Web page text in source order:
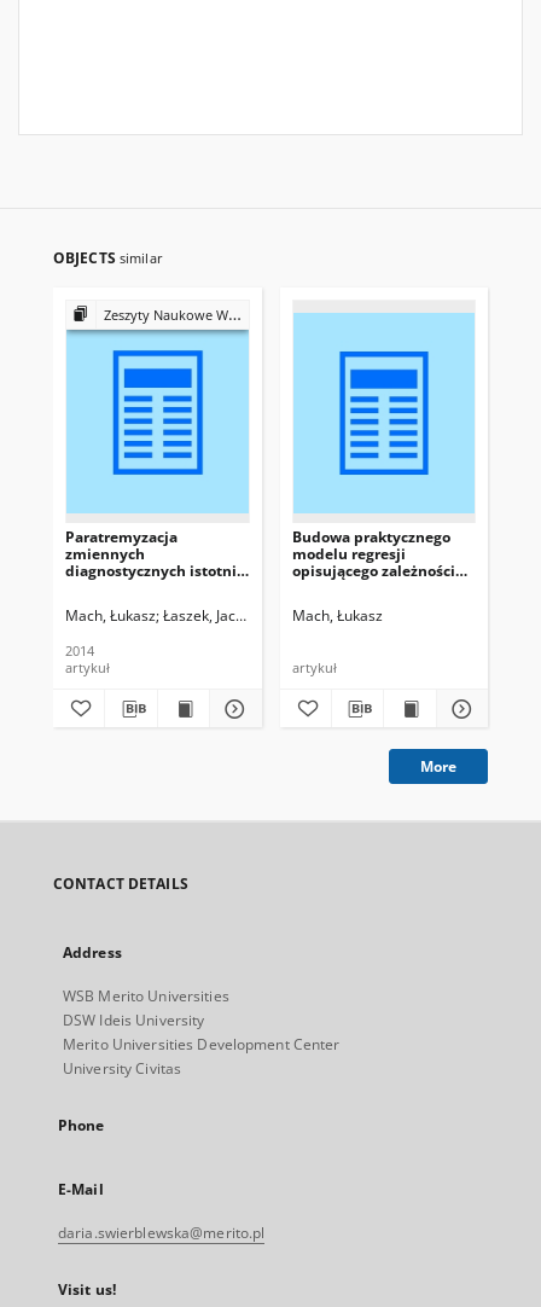
OBJECTS similar
Zeszyty Naukowe Wyższej Szkoły Bankowej we Wrocławiu
Paratremyzacja
zmiennych
diagnostycznych istotnie
sprzedaży nieruchomości
Mach, Łukasz Łaszek, Jacek
2014
artykuł
Budowa praktycznego
modelu regresji
opisującego zależności
mieszkaniowych
Mach, Łukasz
artykuł
More
CONTACT DETAILS
Address
WSB Merito Universities
DSW Ideis University
Merito Universities Development Center
University Civitas
Phone
E-Mail
daria.swierblewska@merito.pl
Visit us!